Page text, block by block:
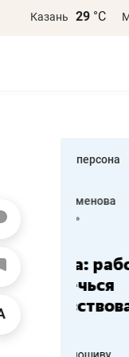
Казань 29 °С
персона
работа «Не